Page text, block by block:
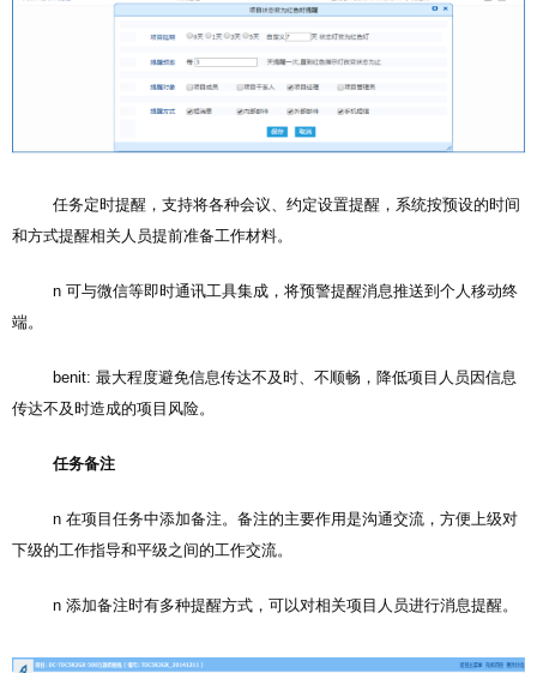
任务定时提醒，支持将各种会议、约定设置提醒，系统按预设的时间
和方式提醒相关人员提前准备工作材料。
n 可与微信等即时通讯工具集成，将预警提醒消息推送到个人移动终
端。
benit: 最大程度避免信息传达不及时、不顺畅，降低项目人员因信息
传达不及时造成的项目风险。
任务备注
n 在项目任务中添加备注。备注的主要作用是沟通交流，方便上级对
下级的工作指导和平级之间的工作交流。
n 添加备注时有多种提醒方式，可以对相关项目人员进行消息提醒。